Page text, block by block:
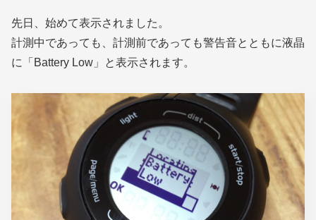
先日、始めて表示されました。
計測中であっても、計測前であっても警告音とともに液晶
に「Battery Low」と表示されます。